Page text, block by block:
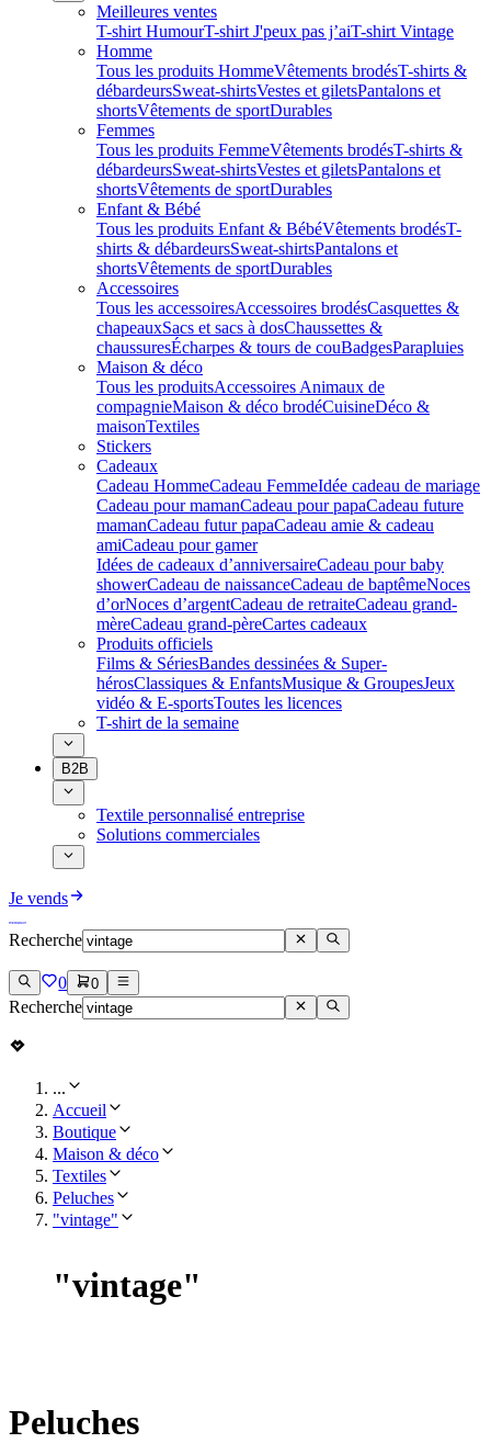
Meilleures ventes
T-shirt HumourT-shirt J'peux pas j’aiT-shirt Vintage
Homme
Tous les produits HommeVêtements brodésT-shirts &
débardeursSweat-shirtsVestes et giletsPantalons et
shortsVêtements de sportDurables
Femmes
Tous les produits FemmeVêtements brodésT-shirts &
débardeursSweat-shirtsVestes et giletsPantalons et
shortsVêtements de sportDurables
Enfant & Bébé
Tous les produits Enfant & BébéVêtements brodésT-
shirts & débardeursSweat-shirtsPantalons et
shortsVêtements de sportDurables
Accessoires
Tous les accessoiresAccessoires brodésCasquettes &
chapeauxSacs et sacs à dosChaussettes &
chaussuresÉcharpes & tours de couBadgesParapluies
Maison & déco
Tous les produitsAccessoires Animaux de
compagnieMaison & déco brodéCuisineDéco &
maisonTextiles
Stickers
Cadeaux
Cadeau HommeCadeau FemmeIdée cadeau de mariage​
Cadeau pour mamanCadeau pour papaCadeau future
mamanCadeau futur papaCadeau amie & cadeau
amiCadeau pour gamer
Idées de cadeaux d’anniversaireCadeau pour baby
showerCadeau de naissanceCadeau de baptêmeNoces
d’orNoces d’argentCadeau de retraiteCadeau grand-
mèreCadeau grand-pèreCartes cadeaux
Produits officiels
Films & SériesBandes dessinées & Super-
hérosClassiques & EnfantsMusique & GroupesJeux
vidéo & E-sportsToutes les licences
T-shirt de la semaine
B2B
Textile personnalisé entreprise
Solutions commerciales
Je vends
Recherche
0 0
Recherche
...
Accueil
Boutique
Maison & déco
Textiles
Peluches
"vintage"
"vintage"
Peluches